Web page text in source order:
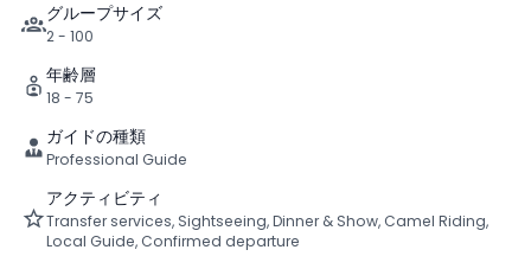
グループサイズ
2 - 100
年齢層
18 - 75
ガイドの種類
Professional Guide
アクティビティ
Transfer services, Sightseeing, Dinner & Show, Camel Riding,
Local Guide, Confirmed departure